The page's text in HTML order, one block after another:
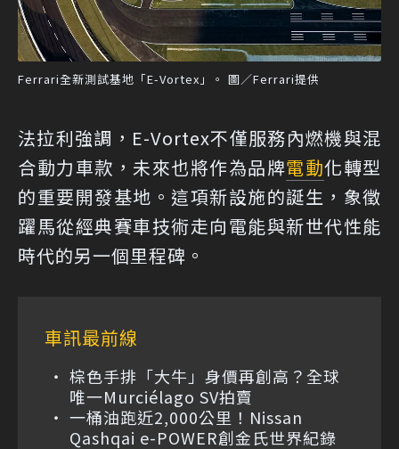
Ferrari全新測試基地「E-Vortex」。 圖／Ferrari提供
法拉利強調，E-Vortex不僅服務內燃機與混
合動力車款，未來也將作為品牌電動化轉型
的重要開發基地。這項新設施的誕生，象徵
躍馬從經典賽車技術走向電能與新世代性能
時代的另一個里程碑。
車訊最前線
棕色手排「大牛」身價再創高？全球
唯一Murciélago SV拍賣
一桶油跑近2,000公里！Nissan
Qashqai e-POWER創金氏世界紀錄